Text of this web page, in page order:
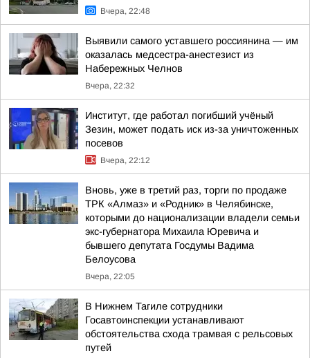
Вчера, 22:48
Выявили самого уставшего россиянина — им
оказалась медсестра-анестезист из
Набережных Челнов
Вчера, 22:32
Институт, где работал погибший учёный
Зезин, может подать иск из-за уничтоженных
посевов
Вчера, 22:12
Вновь, уже в третий раз, торги по продаже
ТРК «Алмаз» и «Родник» в Челябинске,
которыми до национализации владели семьи
экс-губернатора Михаила Юревича и
бывшего депутата Госдумы Вадима
Белоусова
Вчера, 22:05
В Нижнем Тагиле сотрудники
Госавтоинспекции устанавливают
обстоятельства схода трамвая с рельсовых
путей